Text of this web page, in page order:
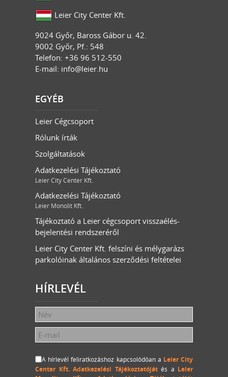
Leier City Center Kft.
9024 Győr, Baross Gábor u. 42.
9002 Győr, Pf.: 548
Telefon: +36 96 512-550
E-mail: info@leier.hu
EGYÉB
Leier Cégcsoport
Rólunk írták
Szolgáltatások
Adatkezelési Tájékoztató
Leier City Center Kft.
Adatkezelési Tájékoztató
Leier Monolit Kft.
Tájékoztató a Leier cégcsoport visszaélés-
bejelentési rendszeréről
Leier City Center Kft. felszíni és mélygarázs
parkolóinak általános szerződési feltételei
HÍRLEVÉL
A hírlevél feliratkozáshoz kapcsolódóan a Leier City
Center Kft. Adatkezelési Tájékoztatójátés a Leier